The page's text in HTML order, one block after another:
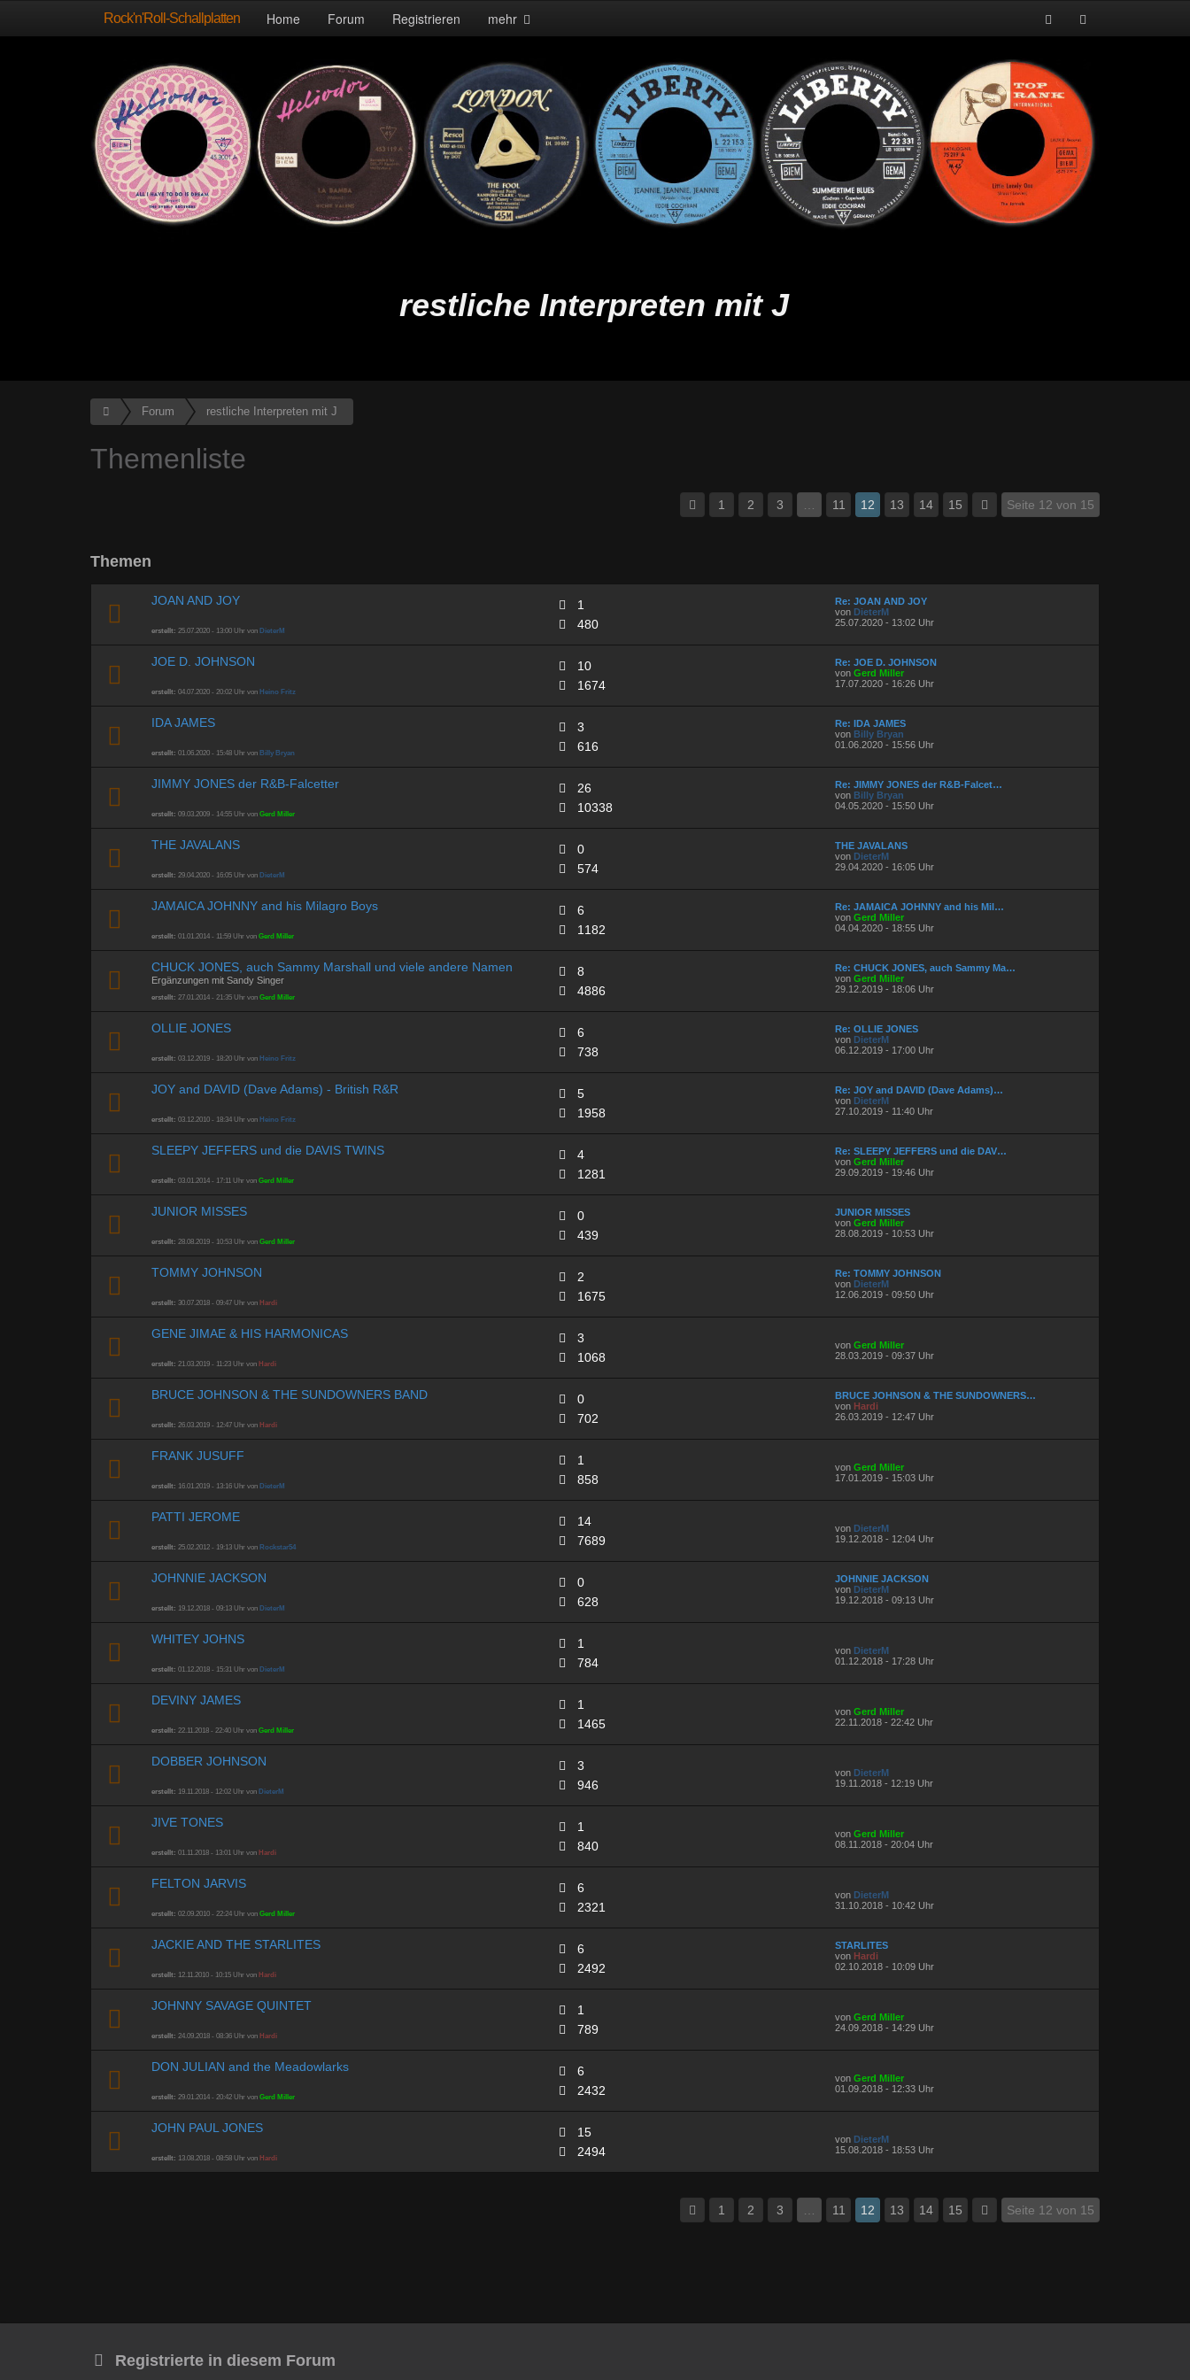
Rock'n'Roll-Schallplatten Home Forum Registrieren mehr
restliche Interpreten mit J
Forum restliche Interpreten mit J
Themenliste
1 2 3 11 12 13 14 15 Seite 12 von 15
Themen
JOAN AND JOY
erstellt: 25.07.2020 - 13:00 Uhr von DieterM
1
480
Re: JOAN AND JOY
von DieterM
25.07.2020 - 13:02 Uhr
JOE D. JOHNSON
erstellt: 04.07.2020 - 20:02 Uhr von Heino Fritz
10
1674
Re: JOE D. JOHNSON
von Gerd Miller
17.07.2020 - 16:26 Uhr
IDA JAMES
erstellt: 01.06.2020 - 15:48 Uhr von Billy Bryan
3
616
Re: IDA JAMES
von Billy Bryan
01.06.2020 - 15:56 Uhr
JIMMY JONES der R&B-Falcetter
erstellt: 09.03.2009 - 14:55 Uhr von Gerd Miller
26
10338
Re: JIMMY JONES der R&B-Falcet…
von Billy Bryan
04.05.2020 - 15:50 Uhr
THE JAVALANS
erstellt: 29.04.2020 - 16:05 Uhr von DieterM
0
574
THE JAVALANS
von DieterM
29.04.2020 - 16:05 Uhr
JAMAICA JOHNNY and his Milagro Boys
erstellt: 01.01.2014 - 11:59 Uhr von Gerd Miller
6
1182
Re: JAMAICA JOHNNY and his Mil…
von Gerd Miller
04.04.2020 - 18:55 Uhr
CHUCK JONES, auch Sammy Marshall und viele andere Namen
Ergänzungen mit Sandy Singer
erstellt: 27.01.2014 - 21:35 Uhr von Gerd Miller
8
4886
Re: CHUCK JONES, auch Sammy Ma…
von Gerd Miller
29.12.2019 - 18:06 Uhr
OLLIE JONES
erstellt: 03.12.2019 - 18:20 Uhr von Heino Fritz
6
738
Re: OLLIE JONES
von DieterM
06.12.2019 - 17:00 Uhr
JOY and DAVID (Dave Adams) - British R&R
erstellt: 03.12.2010 - 18:34 Uhr von Heino Fritz
5
1958
Re: JOY and DAVID (Dave Adams)…
von DieterM
27.10.2019 - 11:40 Uhr
SLEEPY JEFFERS und die DAVIS TWINS
erstellt: 03.01.2014 - 17:11 Uhr von Gerd Miller
4
1281
Re: SLEEPY JEFFERS und die DAV…
von Gerd Miller
29.09.2019 - 19:46 Uhr
JUNIOR MISSES
erstellt: 28.08.2019 - 10:53 Uhr von Gerd Miller
0
439
JUNIOR MISSES
von Gerd Miller
28.08.2019 - 10:53 Uhr
TOMMY JOHNSON
erstellt: 30.07.2018 - 09:47 Uhr von Hardi
2
1675
Re: TOMMY JOHNSON
von DieterM
12.06.2019 - 09:50 Uhr
GENE JIMAE & HIS HARMONICAS
erstellt: 21.03.2019 - 11:23 Uhr von Hardi
3
1068
von Gerd Miller
28.03.2019 - 09:37 Uhr
BRUCE JOHNSON & THE SUNDOWNERS BAND
erstellt: 26.03.2019 - 12:47 Uhr von Hardi
0
702
BRUCE JOHNSON & THE SUNDOWNERS…
von Hardi
26.03.2019 - 12:47 Uhr
FRANK JUSUFF
erstellt: 16.01.2019 - 13:16 Uhr von DieterM
1
858
von Gerd Miller
17.01.2019 - 15:03 Uhr
PATTI JEROME
erstellt: 25.02.2012 - 19:13 Uhr von Rockstar54
14
7689
von DieterM
19.12.2018 - 12:04 Uhr
JOHNNIE JACKSON
erstellt: 19.12.2018 - 09:13 Uhr von DieterM
0
628
JOHNNIE JACKSON
von DieterM
19.12.2018 - 09:13 Uhr
WHITEY JOHNS
erstellt: 01.12.2018 - 15:31 Uhr von DieterM
1
784
von DieterM
01.12.2018 - 17:28 Uhr
DEVINY JAMES
erstellt: 22.11.2018 - 22:40 Uhr von Gerd Miller
1
1465
von Gerd Miller
22.11.2018 - 22:42 Uhr
DOBBER JOHNSON
erstellt: 19.11.2018 - 12:02 Uhr von DieterM
3
946
von DieterM
19.11.2018 - 12:19 Uhr
JIVE TONES
erstellt: 01.11.2018 - 13:01 Uhr von Hardi
1
840
von Gerd Miller
08.11.2018 - 20:04 Uhr
FELTON JARVIS
erstellt: 02.09.2010 - 22:24 Uhr von Gerd Miller
6
2321
von DieterM
31.10.2018 - 10:42 Uhr
JACKIE AND THE STARLITES
erstellt: 12.11.2010 - 10:15 Uhr von Hardi
6
2492
STARLITES
von Hardi
02.10.2018 - 10:09 Uhr
JOHNNY SAVAGE QUINTET
erstellt: 24.09.2018 - 08:36 Uhr von Hardi
1
789
von Gerd Miller
24.09.2018 - 14:29 Uhr
DON JULIAN and the Meadowlarks
erstellt: 29.01.2014 - 20:42 Uhr von Gerd Miller
6
2432
von Gerd Miller
01.09.2018 - 12:33 Uhr
JOHN PAUL JONES
erstellt: 13.08.2018 - 08:58 Uhr von Hardi
15
2494
von DieterM
15.08.2018 - 18:53 Uhr
1 2 3 11 12 13 14 15 Seite 12 von 15
Registrierte in diesem Forum